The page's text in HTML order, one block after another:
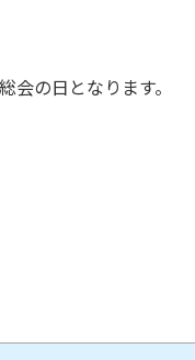
の日となります。